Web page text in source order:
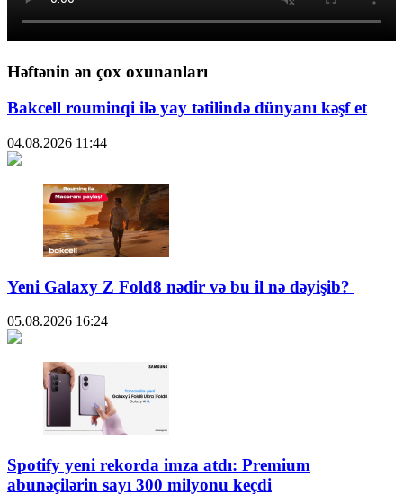
Həftənin ən çox oxunanları
Bakcell rouminqi ilə yay tətilində dünyanı kəşf et
04.08.2026 11:44
Yeni Galaxy Z Fold8 nədir və bu il nə dəyişib?
05.08.2026 16:24
Spotify yeni rekorda imza atdı: Premium
abunəçilərin sayı 300 milyonu keçdi